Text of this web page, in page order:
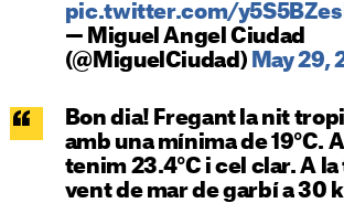
pic.twitter.com/
— Miguel Angel Ciudad
(@MiguelCiudad) May 29,
Bon dia! Fregant la nit
amb una mínima de 19°C.
tenim 23.4°C i cel clar. A
vent de mar de garbí a 30